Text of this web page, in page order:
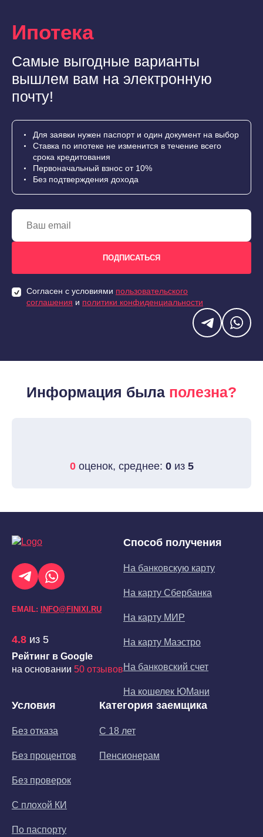
Ипотека
Самые выгодные варианты
вышлем вам на электронную
почту!
Для заявки нужен паспорт и один документ на выбор
Ставка по ипотеке не изменится в течение всего
срока кредитования
Первоначальный взнос от 10%
Без подтверждения дохода
Согласен с условиями пользовательского
соглашения и политики конфиденциальности
Информация была полезна?
0оценок, среднее: 0из 5
EMAIL: INFO@FINIXI.RU
4.8 из 5
Рейтинг в Google
на основании 50 отзывов
Способ получения
На банковскую карту
На карту Сбербанка
На карту МИР
На карту Маэстро
На банковский счет
На кошелек ЮМани
Условия
Без отказа
Без процентов
Без проверок
С плохой КИ
По паспорту
Категория заемщика
С 18 лет
Пенсионерам